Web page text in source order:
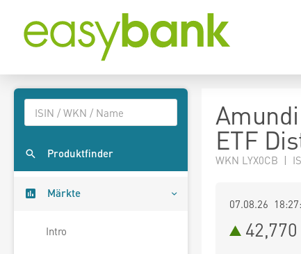
Produktfinder
Märkte
Intro
ETF
WKN LYX0CB |
07.08.26
42,770